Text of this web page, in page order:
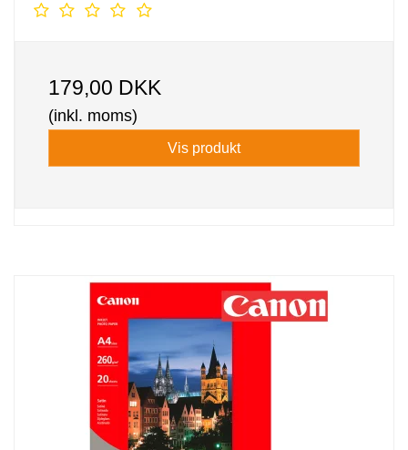
179,00 DKK
(inkl. moms)
Vis produkt